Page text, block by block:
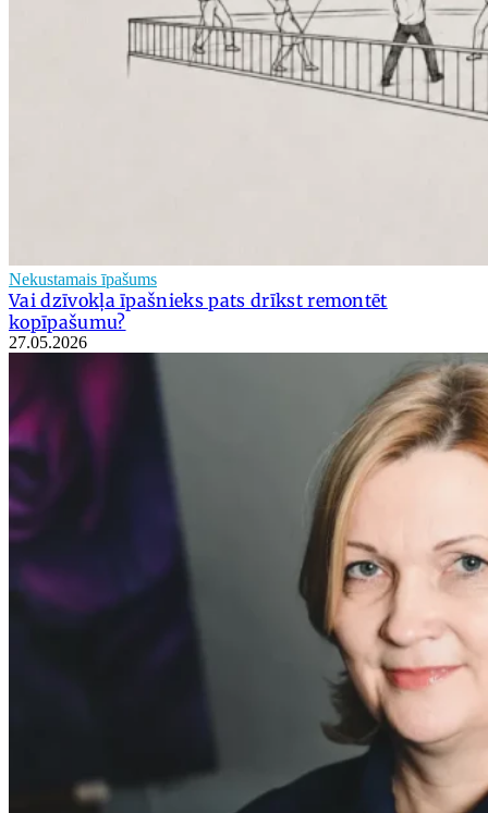
Nekustamais īpašums
Vai dzīvokļa īpašnieks pats drīkst remontēt
kopīpašumu?
27.05.2026